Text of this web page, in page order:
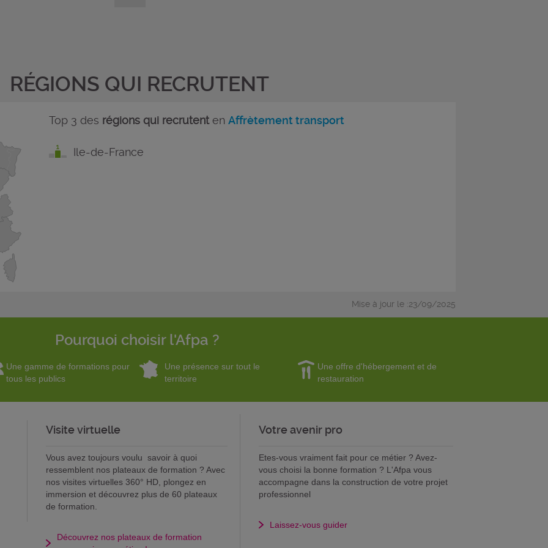
RÉGIONS QUI RECRUTENT
Top 3 des régions qui recrutenten Affrètement transport
Ile-de-France
Mise à jour le :23/09/2025
Pourquoi choisir l'Afpa ?
Une gamme de formations pour
tous les publics
Une présence sur tout le
territoire
Une offre d'hébergement et de
restauration
Visite virtuelle
Vous avez toujours voulu savoir à quoi
ressemblent nos plateaux de formation ? Avec
nos visites virtuelles 360° HD, plongez en
immersion et découvrez plus de 60 plateaux
de formation.
Découvrez nos plateaux de formation
Votre avenir pro
Etes-vous vraiment fait pour ce métier ? Avez-
vous choisi la bonne formation ? L'Afpa vous
accompagne dans la construction de votre projet
professionnel
Laissez-vous guider